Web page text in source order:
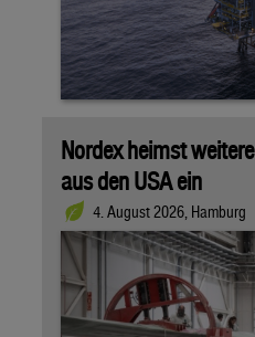
Nordex heimst
aus den USA ein
4. August 2026, Hamburg